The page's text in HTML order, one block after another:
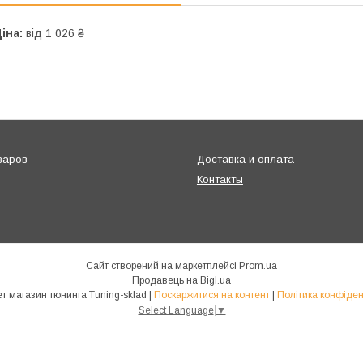
від 1 026 ₴
Доставка и оплата
Контакты
Сайт створений на маркетплейсі Prom.ua
Продавець на Bigl.ua
Интернет магазин тюнинга Tuning-sklad | Поскаржитися на контент | Політика
Select Language ▼